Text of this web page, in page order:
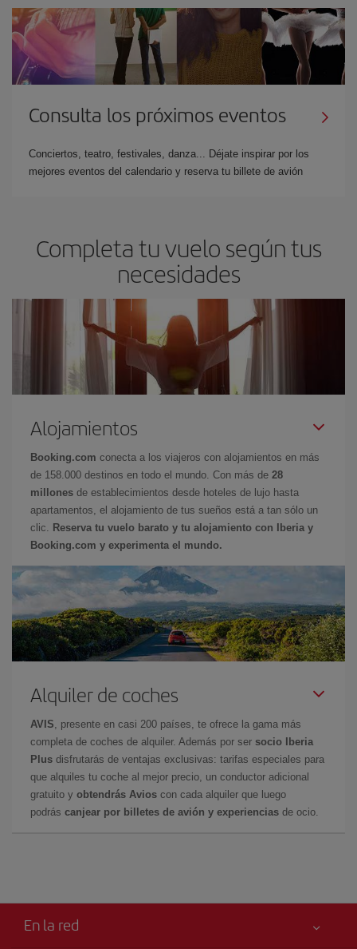
Consulta los próximos eventos
Conciertos, teatro, festivales, danza... Déjate inspirar por los
mejores eventos del calendario y reserva tu billete de avión
Completa tu vuelo según tus
necesidades
Alojamientos
Booking.com conecta a los viajeros con alojamientos en más
de 158.000 destinos en todo el mundo. Con más de 28
millones de establecimientos desde hoteles de lujo hasta
apartamentos, el alojamiento de tus sueños está a tan sólo un
clic.
Reserva tu vuelo barato y tu alojamiento con Iberia y
Booking.com y experimenta el mundo.
Alquiler de coches
AVIS , presente en casi 200 países, te ofrece la gama más
completa de coches de alquiler. Además por ser socio Iberia
Plus disfrutarás de ventajas exclusivas: tarifas especiales para
que alquiles tu coche al mejor precio, un conductor adicional
gratuito y obtendrás Avios con cada alquiler que luego
podrás canjear por billetes de avión y experiencias de ocio.
En la red